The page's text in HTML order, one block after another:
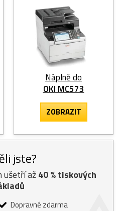
Náplně do
OKI MC573
ZOBRAZIT
jste?
ušetří až40% tiskových
Dopravné zdarma